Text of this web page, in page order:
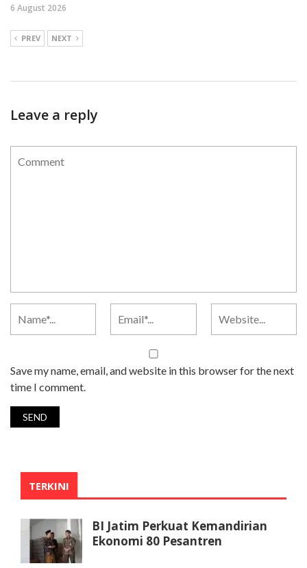
6 August 2026
PREV NEXT
Leave a reply
Save my name, email, and website in this browser for the next
time I comment.
TERKINI
BI Jatim Perkuat Kemandirian
Ekonomi 80 Pesantren